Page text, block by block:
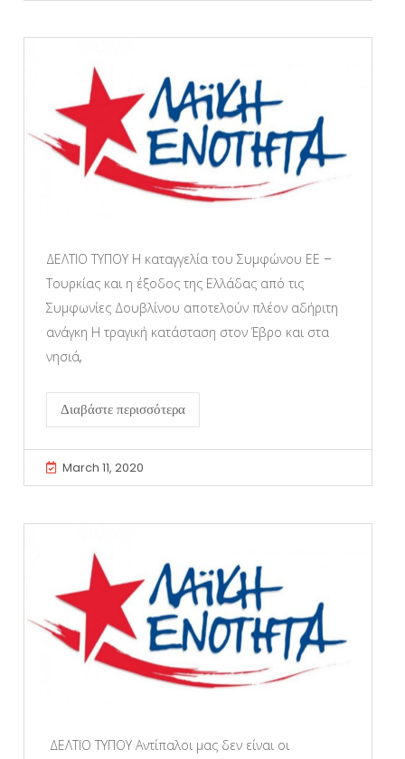
ΔΕΛΤΙΟ ΤΥΠΟΥ Η καταγγελία του Συμφώνου ΕΕ –
Τουρκίας και η έξοδος της Ελλάδας από τις
Συμφωνίες Δουβλίνου αποτελούν πλέον αδήριτη
ανάγκη Η τραγική κατάσταση στον Έβρο και στα
νησιά,
Διαβάστε περισσότερα
March 11, 2020
ΔΕΛΤΙΟ ΤΥΠΟΥ Αντίπαλοι μας δεν είναι οι